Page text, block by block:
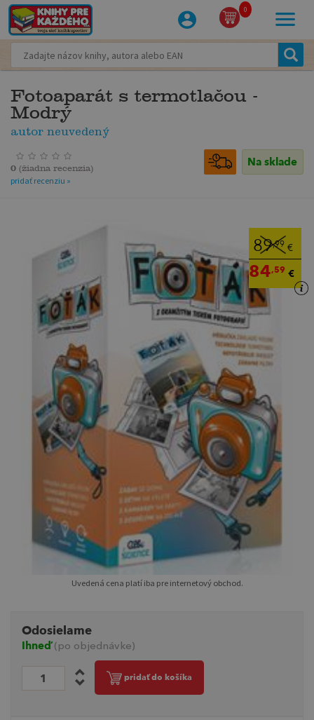
0
Fotoaparát s termotlačou -
Modrý
autor neuvedený
Na sklade
0 (žiadna recenzia)
pridať recenziu »
89,99 €
84,59 €
Uvedená cena platí iba pre internetový obchod.
Odosielame
Ihneď(po objednávke)
pridať do košíka